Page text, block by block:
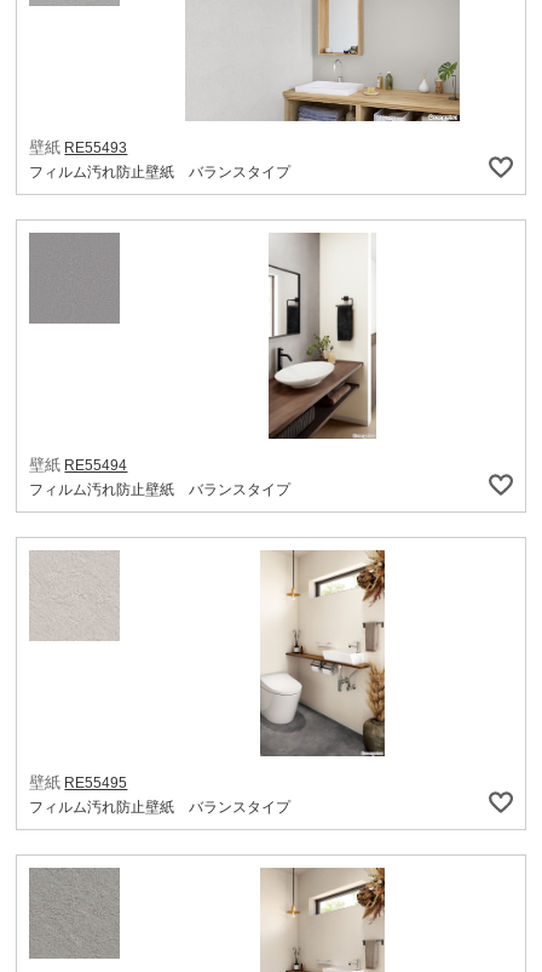
壁紙 RE55493
フィルム汚れ防止壁紙 バランスタイプ
壁紙 RE55494
フィルム汚れ防止壁紙 バランスタイプ
壁紙 RE55495
フィルム汚れ防止壁紙 バランスタイプ